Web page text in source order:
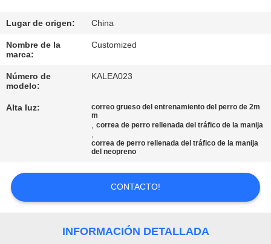
UNA
CITA
MAPA
DEL
POLICY
Lugar de origen: China
Nombre de la
marca:
Customized
Número de
modelo:
KALEA023
Alta luz:
correo grueso del entrenamiento del perro de 2m
m
,correa de perro rellenada del tráfico de la manija
,
correa de perro rellenada del tráfico de la manija
del neopreno
CONTACTO!
INFORMACIÓN DETALLADA